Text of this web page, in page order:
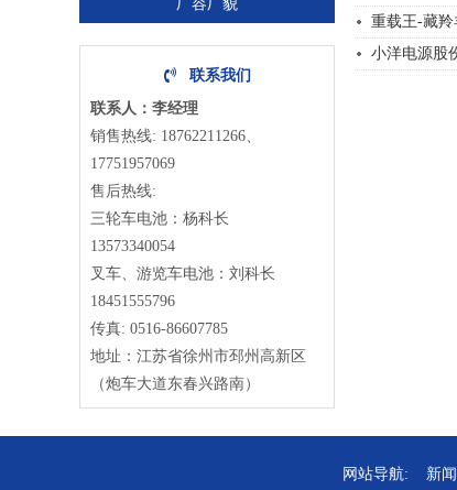
厂容厂貌
联系我们
联系人：李经理
销售热线: 18762211266、
17751957069
售后热线:
三轮车电池：杨科长
13573340054
叉车、游览车电池：刘科长
18451555796
传真: 0516-86607785
地址：江苏省徐州市邳州高新区
（炮车大道东春兴路南）
重载王-藏羚
小洋电源股
网站导航: 新